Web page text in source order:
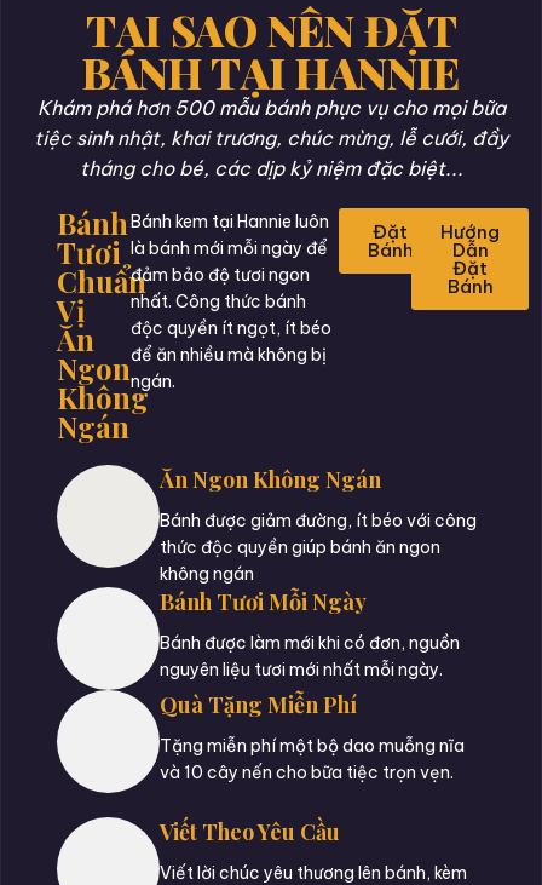
TẠI SAO NÊN ĐẶT
BÁNH TẠI HANNIE
Khám phá hơn 500 mẫu bánh phục vụ cho mọi bữa
tiệc sinh nhật, khai trương, chúc mừng, lễ cưới, đầy
tháng cho bé, các dịp kỷ niệm đặc biệt...
Bánh
Tươi
Chuẩn
Vị
Ăn
Ngon
Không
Ngán
Bánh kem tại Hannie luôn
là bánh mới mỗi ngày để
đảm bảo độ tươi ngon
nhất. Công thức bánh
độc quyền ít ngọt, ít béo
để ăn nhiều mà không bị
ngán.
Đặt
Bánh
Hướng
Dẫn
Đặt
Bánh
Ăn Ngon Không Ngán
Bánh được giảm đường, ít béo với công
thức độc quyền giúp bánh ăn ngon
không ngán
Bánh Tươi Mỗi Ngày
Bánh được làm mới khi có đơn, nguồn
nguyên liệu tươi mới nhất mỗi ngày.
Quà Tặng Miễn Phí
Tặng miễn phí một bộ dao muỗng nĩa
và 10 cây nến cho bữa tiệc trọn vẹn.
Viết Theo Yêu Cầu
Viết lời chúc yêu thương lên bánh, kèm